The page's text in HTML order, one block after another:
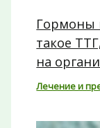
Гормоны
такое
на
Лечение и